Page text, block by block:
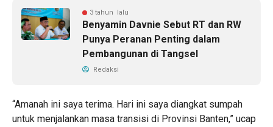
3 tahun lalu
Benyamin Davnie Sebut RT dan RW
Punya Peranan Penting dalam
Pembangunan di Tangsel
Redaksi
“Amanah ini saya terima. Hari ini saya diangkat sumpah
untuk menjalankan masa transisi di Provinsi Banten,” ucap